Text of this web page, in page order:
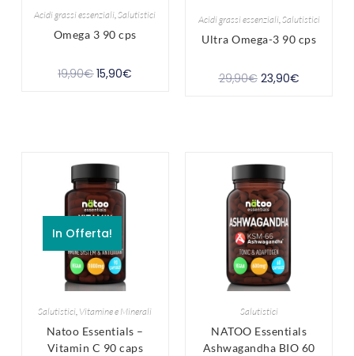
Acidi grassi essenziali ,Salutistici
Omega 3 90 cps
19,90€ 15,90€
Acidi grassi essenziali, Salutistici
Ultra Omega-3 90 cps
29,90€ 23,90€
In Offerta!
Salutistici Vitamine e Minerali
Natoo Essentials –
Vitamin C 90 caps
Salutistici
NATOO Essentials
Ashwagandha BIO 60